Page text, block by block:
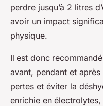
perdre jusqu’à 2 litres
avoir un impact
physique.
Il est donc
avant, pendant et
pertes et éviter la
enrichie en